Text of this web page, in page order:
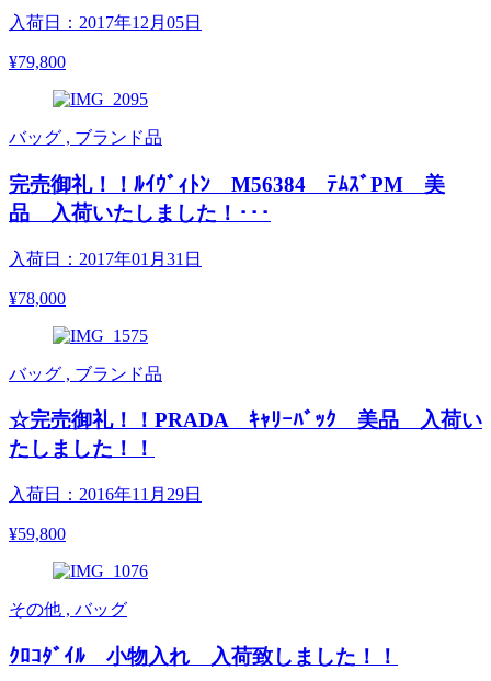
入荷日：2017年12月05日
¥79,800
バッグ , ブランド品
完売御礼！！ﾙｲｳﾞｨﾄﾝ M56384 ﾃﾑｽﾞPM 美
品 入荷いたしました！･･･
入荷日：2017年01月31日
¥78,000
バッグ , ブランド品
☆完売御礼！！PRADA ｷｬﾘｰﾊﾞｯｸ 美品 入荷い
たしました！！
入荷日：2016年11月29日
¥59,800
その他 , バッグ
ｸﾛｺﾀﾞｲﾙ 小物入れ 入荷致しました！！